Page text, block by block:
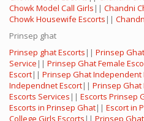
Chowk Model Call Girls || Chandni
Chowk Housewife Escorts ||
Prinsep ghat
Prinsep ghat Escorts || Prinsep
Service || Prinsep Ghat Female
Escort|| Prinsep Ghat Independent
Independnet Escort|| Prinsep Ghat
Escorts Services || Escorts Prinsep
Escorts in Prinsep Ghat|| Escort in
College Girls Escorts || Prinsep